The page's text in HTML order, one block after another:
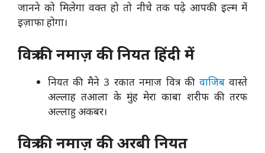
जानने को मिलेगा वक्त हो तो नीचे तक पढ़े आपकी इल्म में
इज़ाफा होगा।
वित्र की नमाज़ की नियत हिंदी में
नियत की मैने 3 रकात नमाज वित्र की वाजिबवास्ते
अल्लाह तआला के मुंह मेरा काबा शरीफ की तरफ
अल्लाहु अकबर।
वित्र की नमाज़ की अरबी नियत